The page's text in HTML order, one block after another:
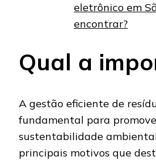
eletrônico em
encontrar?
Qual a
A gestão eficiente de
fundamental para
sustentabilidade
principais motivos que